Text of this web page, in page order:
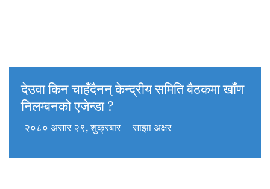
देउवा किन चाहँदैनन् केन्द्रीय समिति बैठकमा खाँण
निलम्बनको एजेन्डा ?
२०८० असार २९, शुक्रबार साझा अक्षर